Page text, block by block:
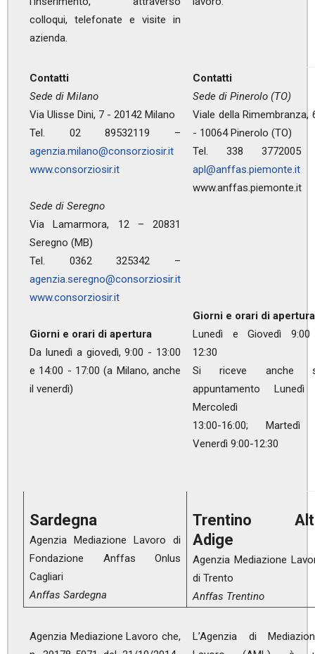
colloqui, telefonate e visite in
azienda.
Contatti
Sede di Milano
Via Ulisse Dini, 7 - 20142 Milano
Tel. 02 89532119 –
agenzia.milano@consorziosir.it
www.consorziosir.it
Sede di Seregno
Via Lamarmora, 12 – 20831
Seregno (MB)
Tel. 0362 325342 –
agenzia.seregno@consorziosir.it
www.consorziosir.it
Giorni e orari di apertura
Da lunedì a giovedì, 9:00 - 13:00
e 14:00 - 17:00 (a Milano, anche
il venerdì)
Contatti
Sede di Pinerolo (TO)
Viale della Rimembranza,
- 10064 Pinerolo (TO)
Tel. 338
apl@anffas.piemonte.it
www.anffas.piemonte.it
Giorni e orari di apertura
Lunedì e Giovedì
12:30
Si riceve anche
appuntamento
Mercoledì
13:00-16:00; Martedì
Venerdì 9:00-12:30
Sardegna
Agenzia Mediazione Lavoro di
Fondazione Anffas Onlus
Cagliari
Anffas Sardegna
Trentino
Adige
Agenzia Mediazione
di Trento
Anffas Trentino
Agenzia Mediazione Lavoro che,
L’Agenzia di